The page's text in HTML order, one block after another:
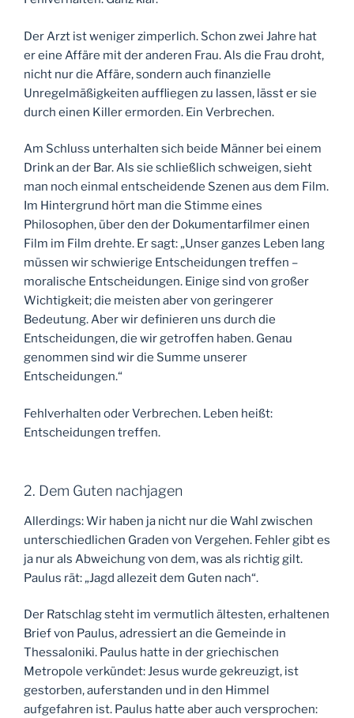
Der Arzt ist weniger zimperlich. Schon zwei Jahre hat
er eine Affäre mit der anderen Frau. Als die Frau droht,
nicht nur die Affäre, sondern auch finanzielle
Unregelmäßigkeiten auffliegen zu lassen, lässt er sie
durch einen Killer ermorden. Ein Verbrechen.
Am Schluss unterhalten sich beide Männer bei einem
Drink an der Bar. Als sie schließlich schweigen, sieht
man noch einmal entscheidende Szenen aus dem Film.
Im Hintergrund hört man die Stimme eines
Philosophen, über den der Dokumentarfilmer einen
Film im Film drehte. Er sagt: „Unser ganzes Leben lang
müssen wir schwierige Entscheidungen treffen –
moralische Entscheidungen. Einige sind von großer
Wichtigkeit; die meisten aber von geringerer
Bedeutung. Aber wir definieren uns durch die
Entscheidungen, die wir getroffen haben. Genau
genommen sind wir die Summe unserer
Entscheidungen.“
Fehlverhalten oder Verbrechen. Leben heißt:
Entscheidungen treffen.
2. Dem Guten nachjagen
Allerdings: Wir haben ja nicht nur die Wahl zwischen
unterschiedlichen Graden von Vergehen. Fehler gibt es
ja nur als Abweichung von dem, was als richtig gilt.
Paulus rät: „Jagd allezeit dem Guten nach“.
Der Ratschlag steht im vermutlich ältesten, erhaltenen
Brief von Paulus, adressiert an die Gemeinde in
Thessaloniki. Paulus hatte in der griechischen
Metropole verkündet: Jesus wurde gekreuzigt, ist
gestorben, auferstanden und in den Himmel
aufgefahren ist. Paulus hatte aber auch versprochen: